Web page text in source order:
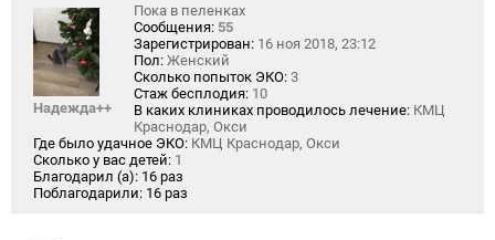
Надежда++
Пока в пеленках
Сообщения: 55
Зарегистрирован: 16 ноя 2018, 23:12
Пол: Женский
Сколько попыток ЭКО: 3
Стаж бесплодия: 10
В каких клиниках проводилось лечение: КМЦ
Краснодар, Окси
Где было удачное ЭКО: КМЦ Краснодар, Окси
Сколько у вас детей: 1
Благодарил (а): 16 раз
Поблагодарили: 16 раз